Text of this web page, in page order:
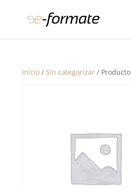
Inicio/ Sin categorizar/ Producto